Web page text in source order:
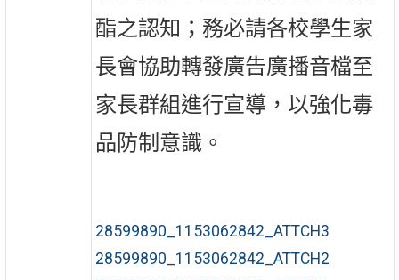
酯之認知；務必請各校學生家
長會協助轉發廣告廣播音檔至
家長群組進行宣導，以強化毒
品防制意識。
28599890_1153062842_ATTCH3
28599890_1153062842_ATTCH2